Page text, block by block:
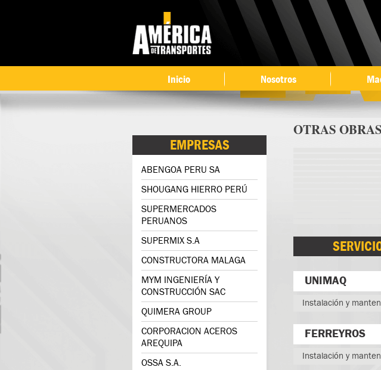
Ir al
Inicio Nosotros
OTRAS
UNIMAQ
Instalación y
FERREYROS
Instalación y
EMPRESAS
ABENGOA PERU SA
SHOUGANG HIERRO PERÚ
SUPERMERCADOS
PERUANOS
SUPERMIX S.A
CONSTRUCTORA MALAGA
MYM INGENIERÍA Y
CONSTRUCCIÓN SAC
QUIMERA GROUP
CORPORACION ACEROS
AREQUIPA
OSSA S.A.